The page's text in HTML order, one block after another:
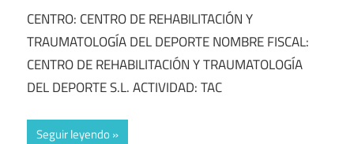
CENTRO: CENTRO DE REHABILITACIÓN Y
TRAUMATOLOGÍA DEL DEPORTE NOMBRE FISCAL:
CENTRO DE REHABILITACIÓN Y TRAUMATOLOGÍA
DEL DEPORTE S.L. ACTIVIDAD: TAC
Seguir leyendo